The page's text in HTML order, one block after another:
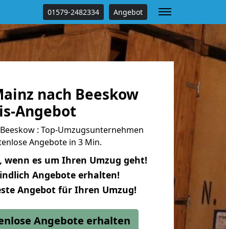
01579-2482334 Angebot
nach Beeskow
Angebot
: Top-Umzugsunternehmen
Angebote in 3 Min.
es um Ihren Umzug geht!
Angebote erhalten!
Angebot für Ihren Umzug!
Angebote erhalten